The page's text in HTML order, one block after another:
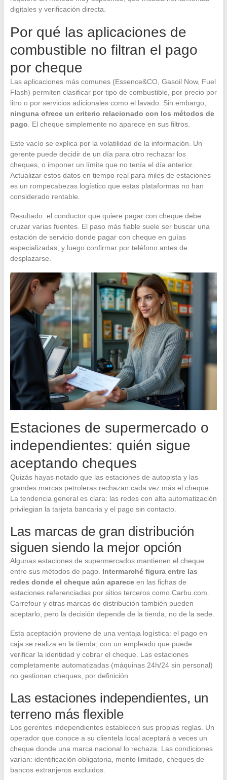
digitales y verificación directa.
Por qué las aplicaciones de
combustible no filtran el pago
por cheque
Las aplicaciones más comunes (Essence&CO, Gasoil Now, Fuel
Flash) permiten clasificar por tipo de combustible, por precio por
litro o por servicios adicionales como el lavado. Sin embargo,
ninguna ofrece un criterio relacionado con los métodos de
pago . El cheque simplemente no aparece en sus filtros.
Este vacío se explica por la volatilidad de la información. Un
gerente puede decidir de un día para otro rechazar los
cheques, o imponer un límite que no tenía el día anterior.
Actualizar estos datos en tiempo real para miles de estaciones
es un rompecabezas logístico que estas plataformas no han
considerado rentable.
Resultado: el conductor que quiere pagar con cheque debe
cruzar varias fuentes. El paso más fiable suele ser buscar una
estación de servicio donde pagar con cheque en guías
especializadas, y luego confirmar por teléfono antes de
desplazarse.
Estaciones de supermercado o
independientes: quién sigue
aceptando cheques
Quizás hayas notado que las estaciones de autopista y las
grandes marcas petroleras rechazan cada vez más el cheque.
La tendencia general es clara: las redes con alta automatización
privilegian la tarjeta bancaria y el pago sin contacto.
Las marcas de gran distribución
siguen siendo la mejor opción
Algunas estaciones de supermercados mantienen el cheque
entre sus métodos de pago. Intermarché figura entre las
redes donde el cheque aún apareceen las fichas de
estaciones referenciadas por sitios terceros como Carbu.com.
Carrefour y otras marcas de distribución también pueden
aceptarlo, pero la decisión depende de la tienda, no de la sede.
Esta aceptación proviene de una ventaja logística: el pago en
caja se realiza en la tienda, con un empleado que puede
verificar la identidad y cobrar el cheque. Las estaciones
completamente automatizadas (máquinas 24h/24 sin personal)
no gestionan cheques, por definición.
Las estaciones independientes, un
terreno más flexible
Los gerentes independientes establecen sus propias reglas. Un
operador que conoce a su clientela local aceptará a veces un
cheque donde una marca nacional lo rechaza. Las condiciones
varían: identificación obligatoria, monto limitado, cheques de
bancos extranjeros excluidos.